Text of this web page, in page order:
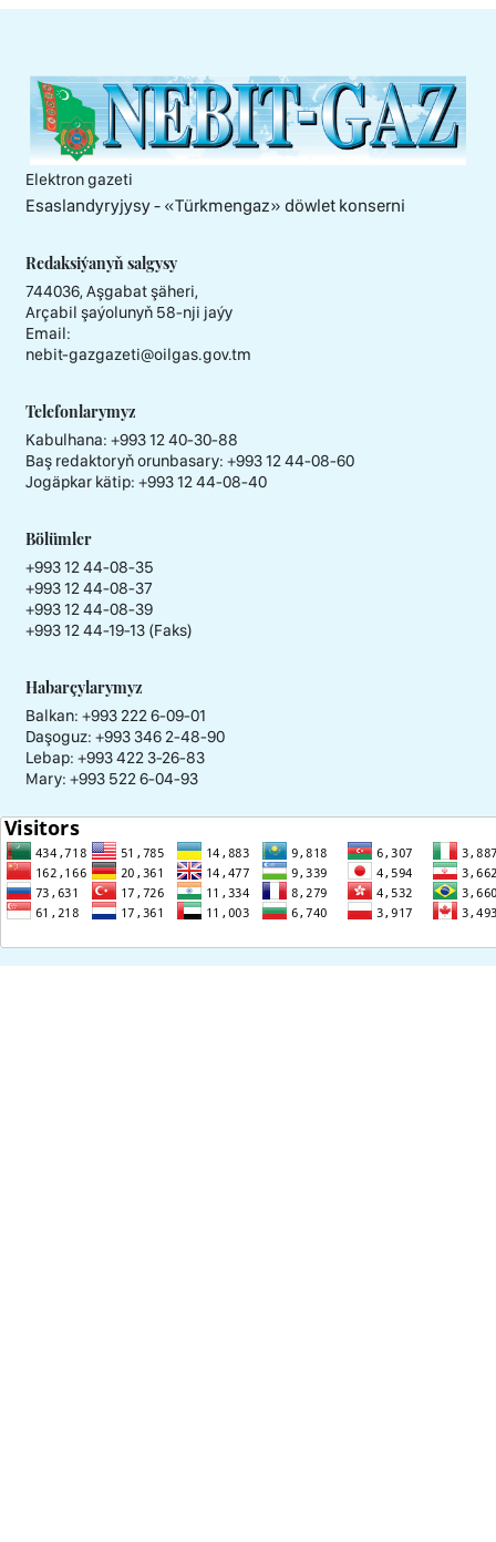
Elektron gazeti
Esaslandyryjysy - «Тürkmengaz» döwlet konserni
Redaksiýanyň salgysy
744036, Aşgabat şäheri,
Arçabil şaýolunyň 58-nji jaýy
Email:
nebit-gazgazeti@oilgas.gov.tm
Telefonlarymyz
Kabulhana: +993 12 40-30-88
Baş redaktoryň orunbasary: +993 12 44-08-60
Jogäpkar kätip: +993 12 44-08-40
Bölümler
+993 12 44-08-35
+993 12 44-08-37
+993 12 44-08-39
+993 12 44-19-13 (Faks)
Habarçylarymyz
Balkan: +993 222 6-09-01
Daşoguz: +993 346 2-48-90
Lebap: +993 422 3-26-83
Mary: +993 522 6-04-93